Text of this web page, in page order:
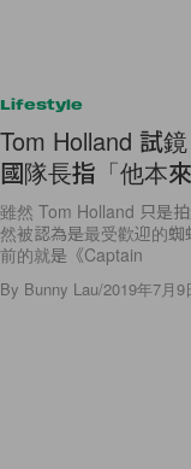
Lifestyle
Tom Holland 試
國隊長指「他本
雖然 Tom Holland 只是
然被認為是最受歡迎的
前的就是《Captain
By Bunny Lau/2019年7月9